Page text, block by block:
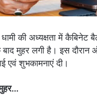
की अध्यक्षता में
बाद मुहर लगी है। इस
एवं शुभकामनाएं दी।